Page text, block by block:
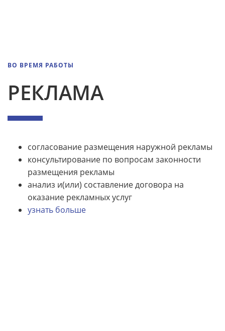
ВО ВРЕМЯ РАБОТЫ
РЕКЛАМА
согласование размещения наружной рекламы
консультирование по вопросам законности
размещения рекламы
анализ и(или) составление договора на
оказание рекламных услуг
узнать больше